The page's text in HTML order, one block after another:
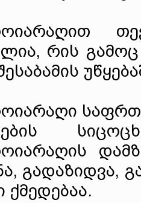
რის
გადაზიდვა,
ქმედებაა.